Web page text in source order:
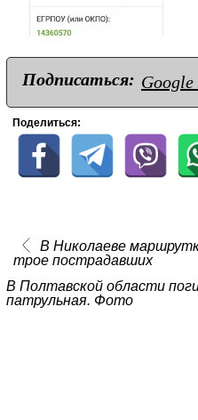
Подписаться: Google
Поделиться:
В Николаеве
трое пострадавших
В Полтавской области
патрульная. Фото